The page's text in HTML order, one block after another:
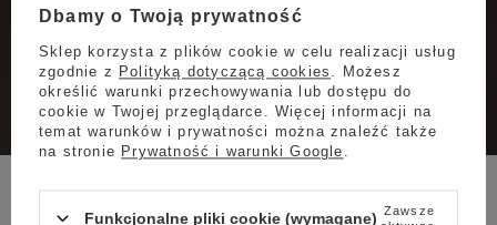
Infolinia:17 777 01 30
Koszt połączenia wg. stawki
operatora
Dbamy o Twoją prywatność
Sklep korzysta z plików cookie w celu realizacji usług
zgodnie z Polityką dotyczącą cookies
. Możesz
określić warunki przechowywania lub dostępu do
cookie w Twojej przeglądarce. Więcej informacji na
temat warunków i prywatności można znaleźć także
na stronie Prywatność i warunki Google
Funkcjonalne pliki cookie (wymagane) Zawsze